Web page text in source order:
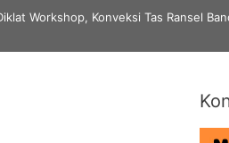
Workshop, Konveksi Tas Ransel